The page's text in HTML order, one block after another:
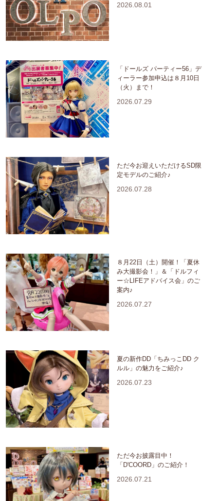
2026.08.01
「ドールズ パーティー56」デ
ィーラー参加申込は８月10日
（火）まで！
2026.07.29
ただ今お迎えいただけるSD限
定モデルのご紹介♪
2026.07.28
８月22日（土）開催！「夏休
み大撮影会！」＆「ドルフィ
ー☆LIFEアドバイス会」のご
案内♪
2026.07.27
夏の新作DD「ちみっこDD ク
ルル」の魅力をご紹介♪
2026.07.23
ただ今お披露目中！
「D'COORD」のご紹介！
2026.07.21